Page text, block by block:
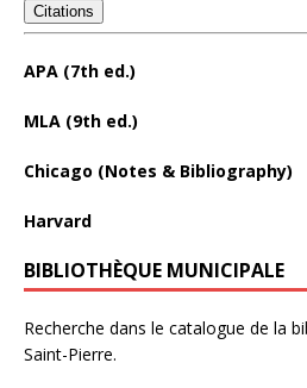
Citations
APA (7th ed.)
MLA (9th ed.)
Chicago (Notes & Bibliography)
Harvard
BIBLIOTHÈQUE MUNICIPALE
Recherche dans le catalogue de la
Saint-Pierre.